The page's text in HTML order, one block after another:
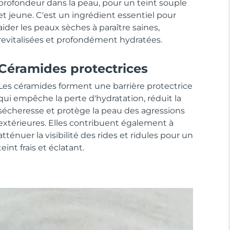
dans la peau, pour un teint souple
jeune. C'est un ingrédient essentiel pour
les peaux sèches à paraître saines,
et profondément hydratées.
protectrices
céramides forment une barrière protectrice
empêche la perte d'hydratation, réduit la
et protège la peau des agressions
Elles contribuent également à
la visibilité des rides et ridules pour un
frais et éclatant.